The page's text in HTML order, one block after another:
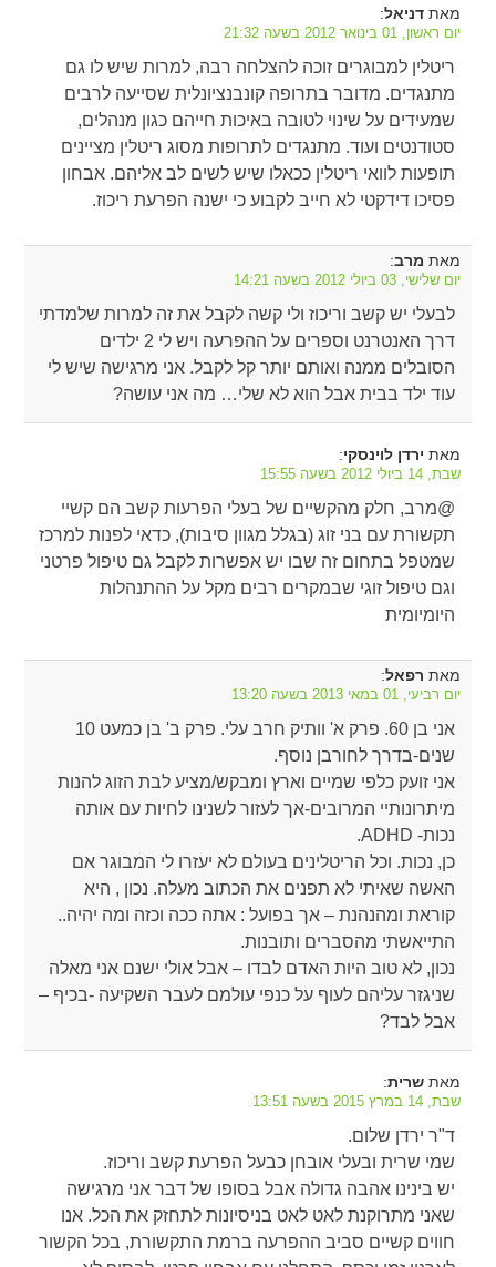
מאתדניאל:
יום ראשון, 01 בינואר 2012 בשעה 21:32
ריטלין למבוגרים זוכה להצלחה רבה, למרות שיש לו גם
מתנגדים. מדובר בתרופה קונבנציונלית שסייעה לרבים
שמעידים על שינוי לטובה באיכות חייהם כגון מנהלים,
סטודנטים ועוד. מתנגדים לתרופות מסוג ריטלין מציינים
תופעות לוואי ריטלין ככאלו שיש לשים לב אליהם. אבחון
פסיכו דידקטי לא חייב לקבוע כי ישנה הפרעת ריכוז.
מאת מרב:
יום שלישי, 03 ביולי 2012 בשעה 14:21
לבעלי יש קשב וריכוז ולי קשה לקבל את זה למרות שלמדתי
דרך האנטרנט וספרים על ההפרעה ויש לי 2 ילדים
הסובלים ממנה ואותם יותר קל לקבל. אני מרגישה שיש לי
עוד ילד בבית אבל הוא לא שלי… מה אני עושה?
מאת ירדן לוינסקי:
שבת, 14 ביולי 2012 בשעה 15:55
@מרב, חלק מהקשיים של בעלי הפרעות קשב הם קשיי
תקשורת עם בני זוג (בגלל מגוון סיבות), כדאי לפנות למרכז
שמטפל בתחום זה שבו יש אפשרות לקבל גם טיפול פרטני
וגם טיפול זוגי שבמקרים רבים מקל על ההתנהלות
היומיומית
מאת רפאל:
יום רביעי, 01 במאי 2013 בשעה 13:20
אני בן 60. פרק א' וותיק חרב עלי. פרק ב' בן כמעט 10
שנים-בדרך לחורבן נוסף.
אני זועק כלפי שמיים וארץ ומבקש/מציע לבת הזוג להנות
מיתרונותיי המרובים-אך לעזור לשנינו לחיות עם אותה
נכות- ADHD.
כן, נכות. וכל הריטלינים בעולם לא יעזרו לי המבוגר אם
האשה שאיתי לא תפנים את הכתוב מעלה. נכון , היא
קוראת ומהנהנת – אך בפועל : אתה ככה וכזה ומה יהיה..
התייאשתי מהסברים ותובנות.
נכון, לא טוב היות האדם לבדו – אבל אולי ישנם אני מאלה
שניגזר עליהם לעוף על כנפי עולמם לעבר השקיעה -בכיף –
אבל לבד?
מאתשרית:
שבת, 14 במרץ 2015 בשעה 13:51
ד"ר ירדן שלום.
שמי שרית ובעלי אובחן כבעל הפרעת קשב וריכוז.
יש בינינו אהבה גדולה אבל בסופו של דבר אני מרגישה
שאני מתרוקנת לאט לאט בניסיונות לתחזק את הכל. אנו
חווים קשיים סביב ההפרעה ברמת התקשורת, בכל הקשור